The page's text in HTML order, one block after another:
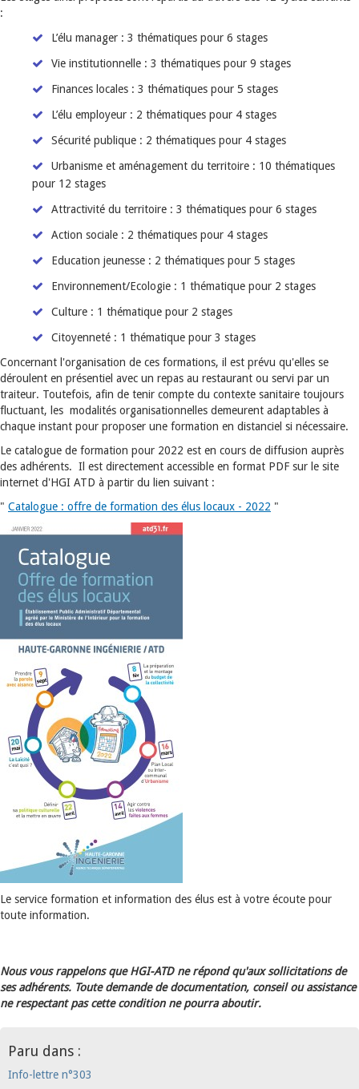
:
L’élu manager : 3 thématiques pour 6 stages
Vie institutionnelle : 3 thématiques pour 9 stages
Finances locales : 3 thématiques pour 5 stages
L’élu employeur : 2 thématiques pour 4 stages
Sécurité publique : 2 thématiques pour 4 stages
Urbanisme et aménagement du territoire : 10 thématiques
pour 12 stages
Attractivité du territoire : 3 thématiques pour 6 stages
Action sociale : 2 thématiques pour 4 stages
Education jeunesse : 2 thématiques pour 5 stages
Environnement/Ecologie : 1 thématique pour 2 stages
Culture : 1 thématique pour 2 stages
Citoyenneté : 1 thématique pour 3 stages
Concernant l'organisation de ces formations, il est prévu qu'elles se
déroulent en présentiel avec un repas au restaurant ou servi par un
traiteur. Toutefois, afin de tenir compte du contexte sanitaire toujours
fluctuant, les modalités organisationnelles demeurent adaptables à
chaque instant pour proposer une formation en distanciel si nécessaire.
Le catalogue de formation pour 2022 est en cours de diffusion auprès
des adhérents. Il est directement accessible en format PDF sur le site
internet d'HGI ATD à partir du lien suivant :
" Catalogue : offre de formation des élus locaux - 2022 "
Le service formation et information des élus est à votre écoute pour
toute information.
Nous vous rappelons que HGI-ATD ne répond qu'aux sollicitations de
ses adhérents. Toute demande de documentation, conseil ou assistance
ne respectant pas cette condition ne pourra aboutir.
Paru dans :
Info-lettre n°303